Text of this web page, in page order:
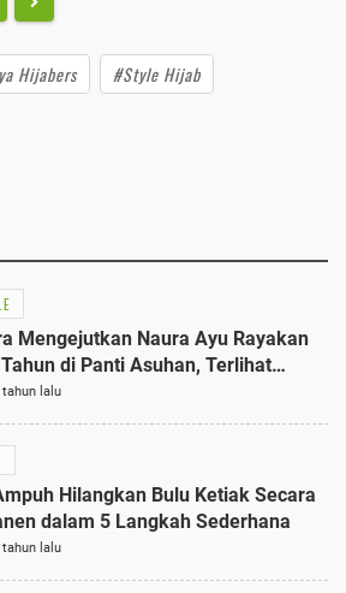
Hijabers
#Style Hijab
Mengejutkan Naura Ayu Rayakan
di Panti Asuhan, Terlihat
dengan Kaftan Cokelat
lalu
Hilangkan Bulu Ketiak Secara
dalam 5 Langkah Sederhana
lalu